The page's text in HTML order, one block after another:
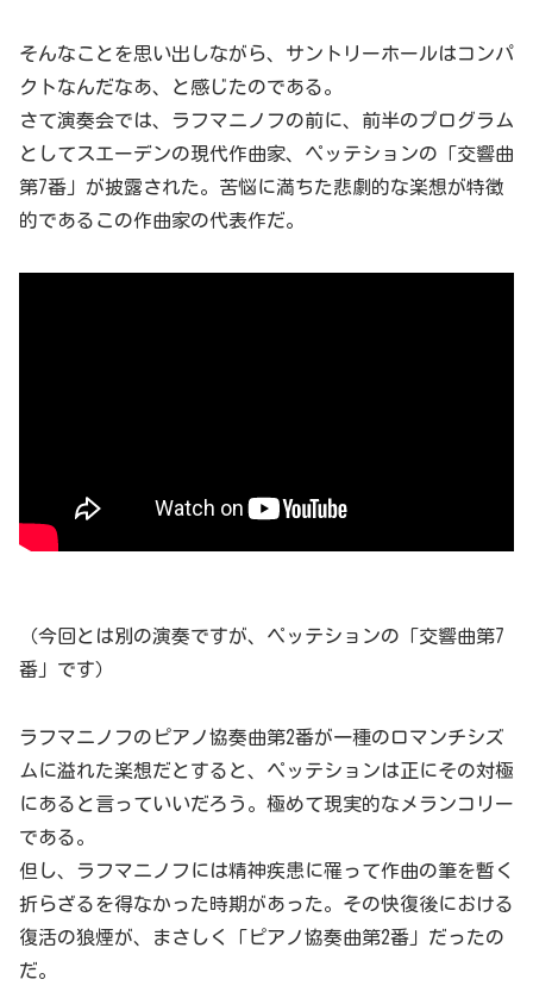
そんなことを思い出しながら、サントリーホールはコンパ
クトなんだなあ、と感じたのである。
さて演奏会では、ラフマニノフの前に、前半のプログラム
としてスエーデンの現代作曲家、ペッテションの「交響曲
第7番」が披露された。苦悩に満ちた悲劇的な楽想が特徴
的であるこの作曲家の代表作だ。
（今回とは別の演奏ですが、ペッテションの「交響曲第7
番」です）
ラフマニノフのピアノ協奏曲第2番が一種のロマンチシズ
ムに溢れた楽想だとすると、ペッテションは正にその対極
にあると言っていいだろう。極めて現実的なメランコリー
である。
但し、ラフマニノフには精神疾患に罹って作曲の筆を暫く
折らざるを得なかった時期があった。その快復後における
復活の狼煙が、まさしく「ピアノ協奏曲第2番」だったの
だ。